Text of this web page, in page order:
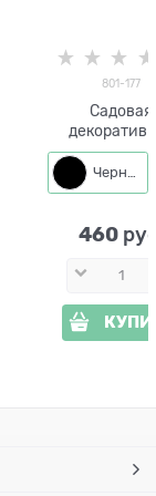
801-177
Садовая
фигура
металл
Черный
460